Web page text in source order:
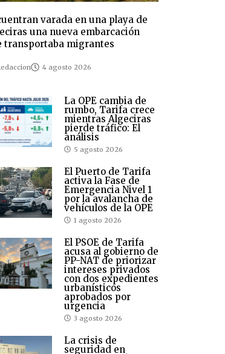
varada en una playa de
una nueva embarcación
transportaba migrantes
4 agosto 2026
La OPE cambia de
rumbo, Tarifa crece
mientras Algeciras
pierde tráfico: El
análisis
5 agosto 2026
El Puerto de Tarifa
activa la Fase de
Emergencia Nivel 1
por la avalancha de
vehículos de la OPE
1 agosto 2026
El PSOE de Tarifa
acusa al gobierno de
PP-NAT de priorizar
intereses privados
con dos expedientes
urbanísticos
aprobados por
urgencia
3 agosto 2026
La crisis de
seguridad en